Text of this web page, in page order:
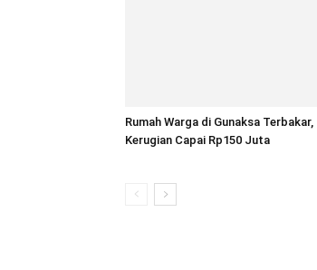
Rumah Warga di Gunaksa Terbakar,
Kerugian Capai Rp150 Juta